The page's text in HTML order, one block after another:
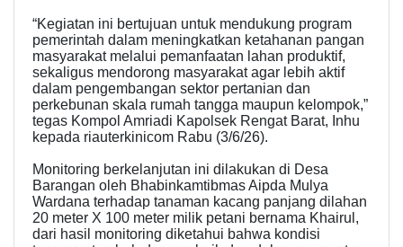
“Kegiatan ini bertujuan untuk mendukung program
pemerintah dalam meningkatkan ketahanan pangan
masyarakat melalui pemanfaatan lahan produktif,
sekaligus mendorong masyarakat agar lebih aktif
dalam pengembangan sektor pertanian dan
perkebunan skala rumah tangga maupun kelompok,”
tegas Kompol Amriadi Kapolsek Rengat Barat, Inhu
kepada riauterkinicom Rabu (3/6/26).
Monitoring berkelanjutan ini dilakukan di Desa
Barangan oleh Bhabinkamtibmas Aipda Mulya
Wardana terhadap tanaman kacang panjang dilahan
20 meter X 100 meter milik petani bernama Khairul,
dari hasil monitoring diketahui bahwa kondisi